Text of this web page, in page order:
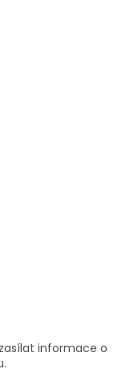
informace o